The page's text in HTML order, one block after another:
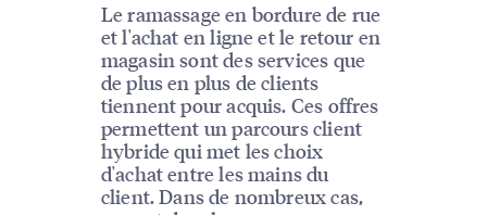
Le ramassage en bordure de rue
et l'achat en ligne et le retour en
magasin sont des services que
de plus en plus de clients
tiennent pour acquis. Ces offres
permettent un parcours client
hybride qui met les choix
d'achat entre les mains du
client. Dans de nombreux cas,